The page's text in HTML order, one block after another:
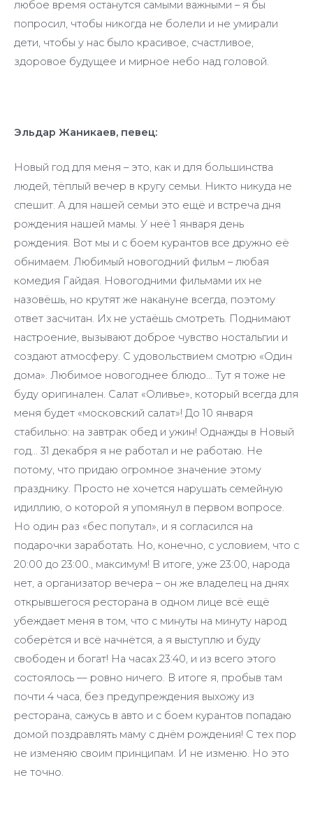
любое время останутся самыми важными – я бы
попросил, чтобы никогда не болели и не умирали
дети, чтобы у нас было красивое, счастливое,
здоровое будущее и мирное небо над головой.
Эльдар Жаникаев, певец:
Новый год для меня – это, как и для большинства
людей, тёплый вечер в кругу семьи. Никто никуда не
спешит. А для нашей семьи это ещё и встреча дня
рождения нашей мамы. У неё 1 января день
рождения. Вот мы и с боем курантов все дружно её
обнимаем. Любимый новогодний фильм – любая
комедия Гайдая. Новогодними фильмами их не
назовёшь, но крутят же накануне всегда, поэтому
ответ засчитан. Их не устаёшь смотреть. Поднимают
настроение, вызывают доброе чувство ностальгии и
создают атмосферу. С удовольствием смотрю «Один
дома». Любимое новогоднее блюдо… Тут я тоже не
буду оригинален. Салат «Оливье», который всегда для
меня будет «московский салат»! До 10 января
стабильно: на завтрак обед и ужин! Однажды в Новый
год… 31 декабря я не работал и не работаю. Не
потому, что придаю огромное значение этому
празднику. Просто не хочется нарушать семейную
идиллию, о которой я упомянул в первом вопросе.
Но один раз «бес попутал», и я согласился на
подарочки заработать. Но, конечно, с условием, что с
20:00 до 23:00., максимум! В итоге, уже 23:00, народа
нет, а организатор вечера – он же владелец на днях
открывшегося ресторана в одном лице всё ещё
убеждает меня в том, что с минуты на минуту народ
соберётся и всё начнётся, а я выступлю и буду
свободен и богат! На часах 23:40, и из всего этого
состоялось — ровно ничего. В итоге я, пробыв там
почти 4 часа, без предупреждения выхожу из
ресторана, сажусь в авто и с боем курантов попадаю
домой поздравлять маму с днём рождения! С тех пор
не изменяю своим принципам. И не изменю. Но это
не точно.